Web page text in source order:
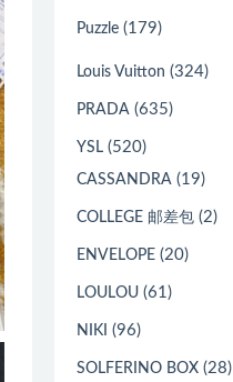
Puzzle (179)
Louis Vuitton (324)
PRADA (635)
YSL (520)
CASSANDRA (19)
COLLEGE 邮差包 (2)
ENVELOPE (20)
LOULOU (61)
NIKI (96)
SOLFERINO BOX (28)